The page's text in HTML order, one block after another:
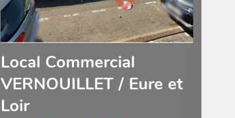
Local Commercial
VERNOUILLET / Eure et
Loir